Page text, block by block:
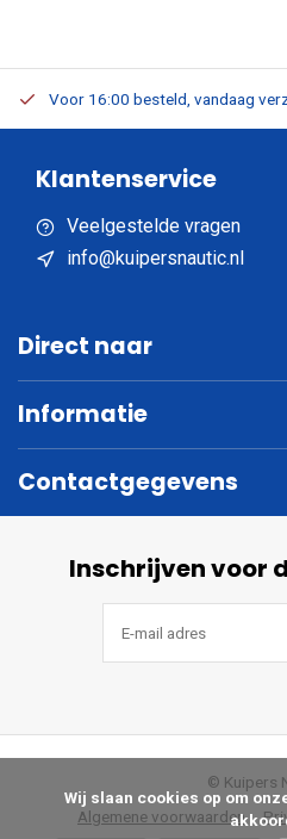
Voor 16:00 besteld, vandaag
Klantenservice
Veelgestelde vragen
info@kuipersnautic.nl
Direct naar
Informatie
Contactgegevens
Inschrijven voor
Algemene voorwaarden
© Kuipers